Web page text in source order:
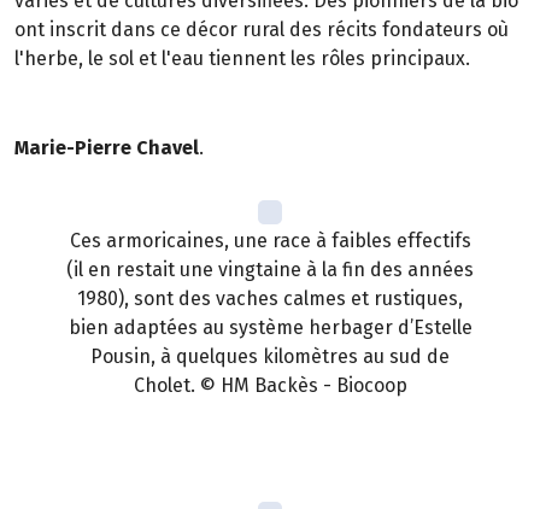
ont inscrit dans ce décor rural des récits fondateurs où
l'herbe, le sol et l'eau tiennent les rôles principaux.
Marie-Pierre Chavel.
Ces armoricaines, une race à faibles effectifs
(il en restait une vingtaine à la fin des années
1980), sont des vaches calmes et rustiques,
bien adaptées au système herbager d’Estelle
Pousin, à quelques kilomètres au sud de
Cholet. © HM Backès - Biocoop